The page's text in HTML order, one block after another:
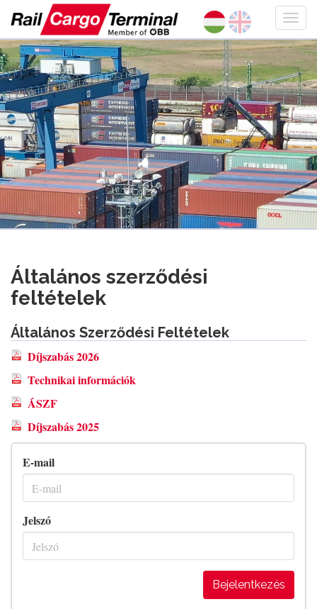
Általános szerződési
feltételek
Általános Szerződési Feltételek
Díjszabás 2026
Technikai információk
ÁSZF
Díjszabás 2025
E-mail
Jelszó
Bejelentkezés